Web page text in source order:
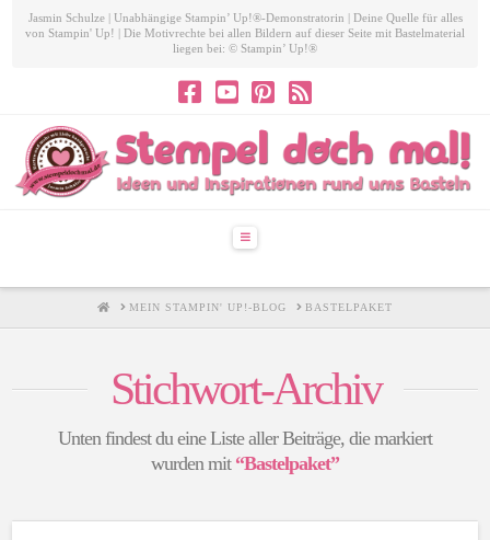
Jasmin Schulze | Unabhängige Stampin’ Up!®-Demonstratorin | Deine Quelle für alles
von Stampin' Up! | Die Motivrechte bei allen Bildern auf dieser Seite mit Bastelmaterial
liegen bei: © Stampin’ Up!®
Navigation
HOMEMEIN STAMPIN' UP!-BLOG BASTELPAKET
Stichwort-Archiv
Unten findest du eine Liste aller Beiträge, die markiert
wurden mit “Bastelpaket”